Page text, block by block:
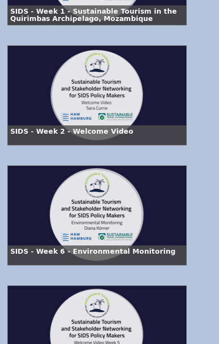
SIDS - Week 1 - Sustainable Tourism in the
Quirimbas Archipelago, Mozambique
SIDS - Week 2 - Welcome Video
SIDS - Week 6 - Environmental Monitoring